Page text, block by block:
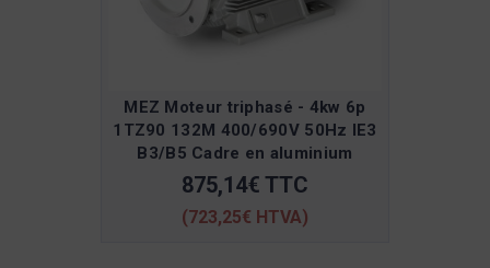
MEZ Moteur triphasé - 4kw 6p
1TZ90 132M 400/690V 50Hz IE3
B3/B5 Cadre en aluminium
875,14€ TTC
(723,25€ HTVA)